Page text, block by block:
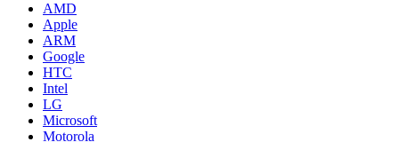
AMD
Apple
ARM
Google
HTC
Intel
LG
Microsoft
Motorola